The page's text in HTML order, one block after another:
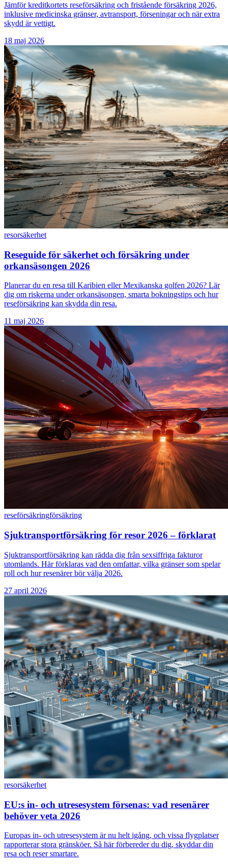
Jämför kreditkortets reseförsäkring och fristående försäkring 2026,
inklusive medicinska gränser, avtransport, förseningar och när extra
skydd är vettigt.
18 maj 2026
resorsäkerhet
Reseguide för säkerhet och försäkring under
orkansäsongen 2026
Planerar du en resa till Karibien eller Mexikanska golfen 2026? Lär
dig om riskerna under orkansäsongen, smarta bokningstips och hur
reseförsäkring kan skydda din resa.
11 maj 2026
reseförsäkringförsäkring
Sjuktransportförsäkring för resor 2026 – förklarat
Sjuktransportförsäkring kan rädda dig från sexsiffriga fakturor
utomlands. Här förklaras vad den omfattar, vilka gränser som spelar
roll och hur resenärer bör välja 2026.
27 april 2026
resorsäkerhet
EU:s in- och utresesystem försenas: vad resenärer
behöver veta 2026
Europas in- och utresesystem är nu helt igång, och vissa flygplatser
rapporterar stora gränsköer. Så här förbereder du dig, skyddar din
resa och reser smartare.